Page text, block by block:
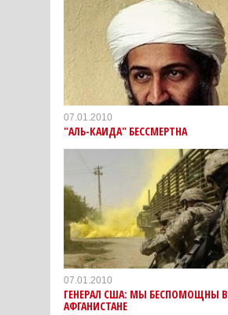
07.01.2010
"АЛЬ-КАИДА" БЕССМЕРТНА
07.01.2010
ГЕНЕРАЛ США: МЫ БЕСПОМОЩНЫ В
АФГАНИСТАНЕ